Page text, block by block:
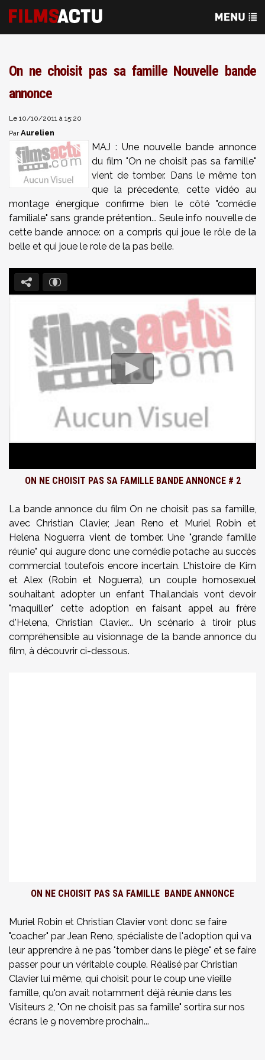
On ne choisit pas sa famille Nouvelle bande
annonce
Le 10/10/2011 à 15:20
ParAurelien
MAJ : Une nouvelle bande annonce
du film "On ne choisit pas sa famille"
vient de tomber. Dans le même ton
que la précedente, cette vidéo au
montage énergique confirme bien le côté "comédie
familiale" sans grande prétention... Seule info nouvelle de
cette bande annoce: on a compris qui joue le rôle de la
belle et qui joue le role de la pas belle.
ON NE CHOISIT PAS SA FAMILLE BANDE ANNONCE # 2
La bande annonce du film On ne choisit pas sa famille,
avec Christian Clavier, Jean Reno et Muriel Robin et
Helena Noguerra vient de tomber. Une "grande famille
réunie" qui augure donc une comédie potache au succès
commercial toutefois encore incertain. L'histoire de Kim
et Alex (Robin et Noguerra), un couple homosexuel
souhaitant adopter un enfant Thailandais vont devoir
"maquiller" cette adoption en faisant appel au frère
d'Helena, Christian Clavier... Un scénario à tiroir plus
compréhensible au visionnage de la bande annonce du
film, à découvrir ci-dessous.
ON NE CHOISIT PAS SA FAMILLE BANDE ANNONCE
Muriel Robin et Christian Clavier vont donc se faire
"coacher" par Jean Reno, spécialiste de l'adoption qui va
leur apprendre à ne pas "tomber dans le piège" et se faire
passer pour un véritable couple. Réalisé par Christian
Clavier lui même, qui choisit pour le coup une vieille
famille, qu'on avait notamment déjà réunie dans les
Visiteurs 2, "On ne choisit pas sa famille" sortira sur nos
écrans le 9 novembre prochain...